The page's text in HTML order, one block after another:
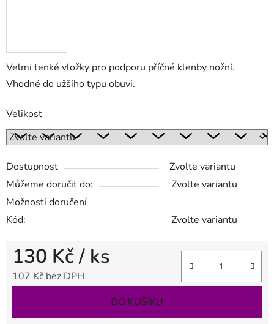
Velmi tenké vložky pro podporu příčné klenby nožní.
Vhodné do užšího typu obuvi.
Velikost
Dostupnost
Zvolte variantu
Můžeme doručit do:
Zvolte variantu
Možnosti doručení
Kód:
Zvolte variantu
130 Kč/ ks
107 Kč bez DPH
DO KOŠÍKU